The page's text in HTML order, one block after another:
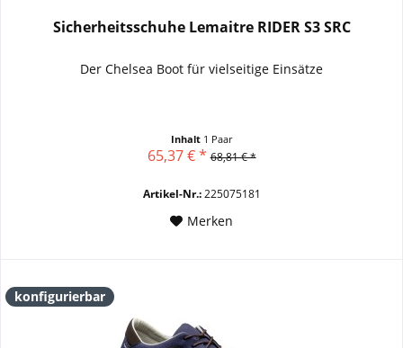
Sicherheitsschuhe Lemaitre RIDER S3 SRC
Der Chelsea Boot für vielseitige Einsätze
Inhalt 1 Paar
65,37 € * 68,81 € *
Artikel-Nr.:225075181
Merken
konfigurierbar